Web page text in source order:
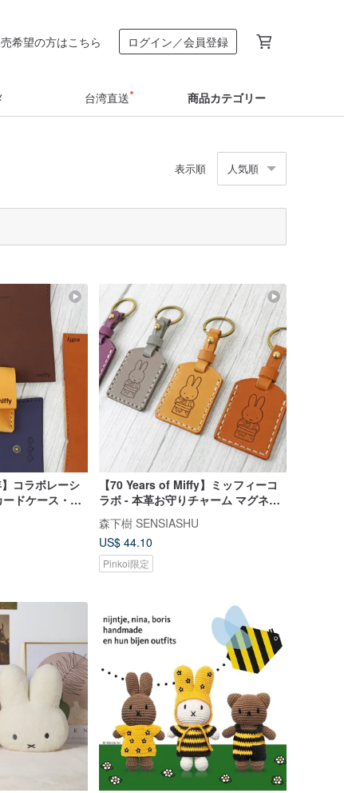
希望の方はこちら ログイン／会員登録
台湾直送 商品カテゴリー
表示順 人気順
コラボレーシ
ドケース・コ
ト
【70 Years of Miffy】ミッフィーコ
ラボ - 本革お守りチャーム マグネッ
トキーホルダーケース
森下樹 SENSIASHU
US$ 44.10
Pinkoi限定